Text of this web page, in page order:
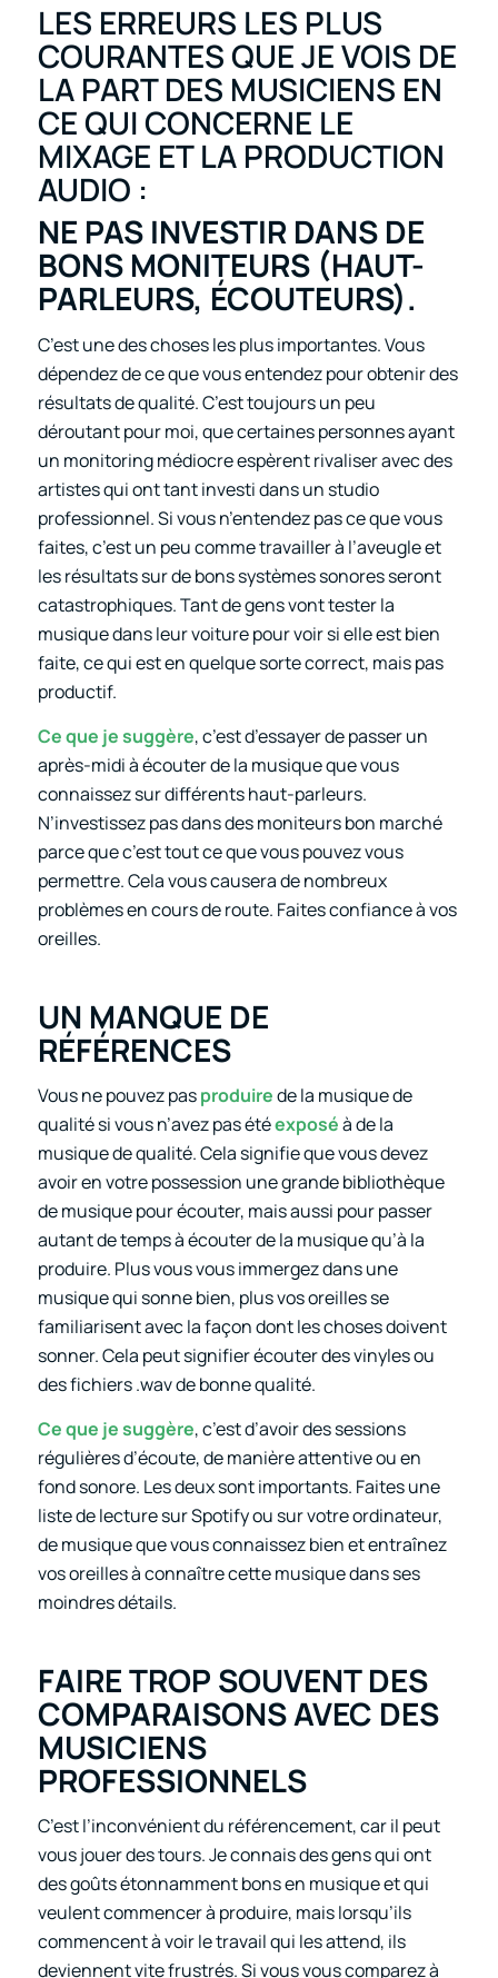
LES ERREURS LES PLUS
COURANTES QUE JE VOIS DE
LA PART DES MUSICIENS EN
CE QUI CONCERNE LE
MIXAGE ET LA PRODUCTION
AUDIO :
NE PAS INVESTIR DANS DE
BONS MONITEURS (HAUT-
PARLEURS, ÉCOUTEURS).
C’est une des choses les plus importantes. Vous
dépendez de ce que vous entendez pour obtenir des
résultats de qualité. C’est toujours un peu
déroutant pour moi, que certaines personnes ayant
un monitoring médiocre espèrent rivaliser avec des
artistes qui ont tant investi dans un studio
professionnel. Si vous n’entendez pas ce que vous
faites, c’est un peu comme travailler à l’aveugle et
les résultats sur de bons systèmes sonores seront
catastrophiques. Tant de gens vont tester la
musique dans leur voiture pour voir si elle est bien
faite, ce qui est en quelque sorte correct, mais pas
productif.
Ce que je suggère, c’est d’essayer de passer un
après-midi à écouter de la musique que vous
connaissez sur différents haut-parleurs.
N’investissez pas dans des moniteurs bon marché
parce que c’est tout ce que vous pouvez vous
permettre. Cela vous causera de nombreux
problèmes en cours de route. Faites confiance à vos
oreilles.
UN MANQUE DE
RÉFÉRENCES
Vous ne pouvez pasproduirede la musique de
qualité si vous n’avez pas étéexposéà de la
musique de qualité. Cela signifie que vous devez
avoir en votre possession une grande bibliothèque
de musique pour écouter, mais aussi pour passer
autant de temps à écouter de la musique qu’à la
produire. Plus vous vous immergez dans une
musique qui sonne bien, plus vos oreilles se
familiarisent avec la façon dont les choses doivent
sonner. Cela peut signifier écouter des vinyles ou
des fichiers .wav de bonne qualité.
Ce que je suggère, c’est d’avoir des sessions
régulières d’écoute, de manière attentive ou en
fond sonore. Les deux sont importants. Faites une
liste de lecture sur Spotify ou sur votre ordinateur,
de musique que vous connaissez bien et entraînez
vos oreilles à connaître cette musique dans ses
moindres détails.
FAIRE TROP SOUVENT DES
COMPARAISONS AVEC DES
MUSICIENS
PROFESSIONNELS
C’est l’inconvénient du référencement, car il peut
vous jouer des tours. Je connais des gens qui ont
des goûts étonnamment bons en musique et qui
veulent commencer à produire, mais lorsqu’ils
commencent à voir le travail qui les attend, ils
deviennent vite frustrés. Si vous vous comparez à